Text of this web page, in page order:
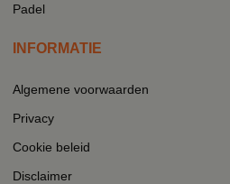
Padel
INFORMATIE
Algemene voorwaarden
Privacy
Cookie beleid
Disclaimer